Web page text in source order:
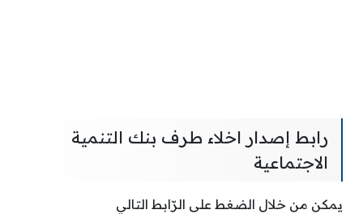
رابط إصدار اخلاء طرف بنك التنمية
الاجتماعية
يمكن من خلال الضغط على الرّابط التالي